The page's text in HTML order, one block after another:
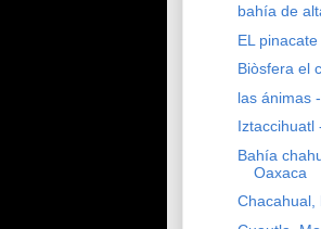
bahía de
EL
Biòsfera el
las ánimas
Iztaccihuatl
Bahía
Oaxaca
Chacahual,